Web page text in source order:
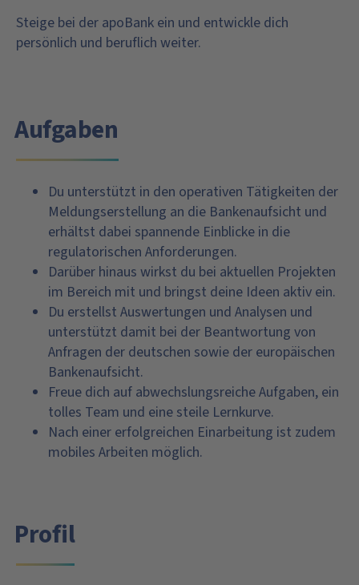
Steige bei der apoBank ein und entwickle dich
persönlich und beruflich weiter.
Aufgaben
Du unterstützt in den operativen Tätigkeiten der
Meldungserstellung an die Bankenaufsicht und
erhältst dabei spannende Einblicke in die
regulatorischen Anforderungen.
Darüber hinaus wirkst du bei aktuellen Projekten
im Bereich mit und bringst deine Ideen aktiv ein.
Du erstellst Auswertungen und Analysen und
unterstützt damit bei der Beantwortung von
Anfragen der deutschen sowie der europäischen
Bankenaufsicht.
Freue dich auf abwechslungsreiche Aufgaben, ein
tolles Team und eine steile Lernkurve.
Nach einer erfolgreichen Einarbeitung ist zudem
mobiles Arbeiten möglich.
Profil